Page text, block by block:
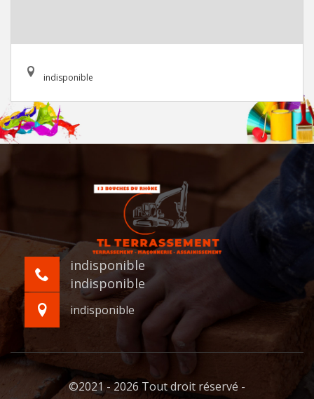
indisponible
indisponible
indisponible
indisponible
©2021 - 2026 Tout droit réservé -